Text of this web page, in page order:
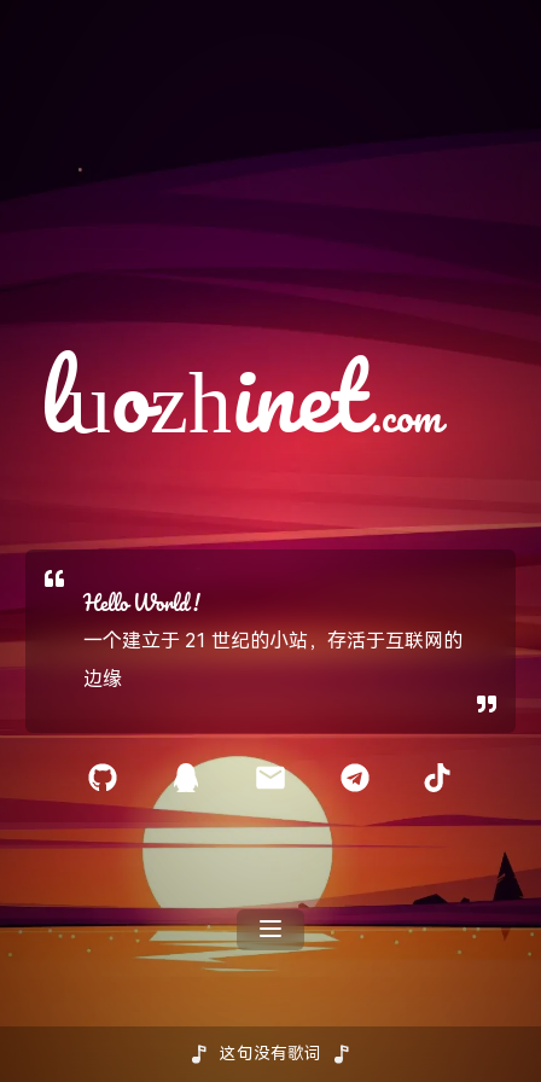
luozhinet.com
Hello World !
一个建立于 21 世纪的小站，存活于互联网的
边缘
心偷偷地放晴